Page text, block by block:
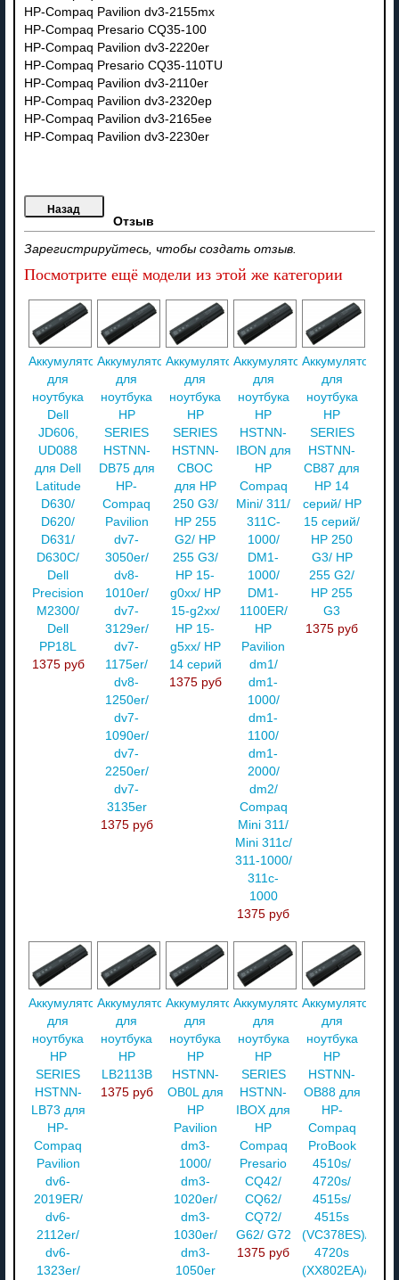
HP-Compaq Pavilion dv3-2155mx
HP-Compaq Presario CQ35-100
HP-Compaq Pavilion dv3-2220er
HP-Compaq Presario CQ35-110TU
HP-Compaq Pavilion dv3-2110er
HP-Compaq Pavilion dv3-2320ep
HP-Compaq Pavilion dv3-2165ee
HP-Compaq Pavilion dv3-2230er
Отзыв
Зарегистрируйтесь, чтобы создать отзыв.
Посмотрите ещё модели из этой же категории
Аккумулятор
для
ноутбука
Dell
JD606,
UD088
для Dell
Latitude
D630/
D620/
D631/
D630C/
Dell
Precision
M2300/
Dell
PP18L
1375 руб
Аккумулятор
для
ноутбука
HP
SERIES
HSTNN-
DB75 для
HP-
Compaq
Pavilion
dv7-
3050er/
dv8-
1010er/
dv7-
3129er/
dv7-
1175er/
dv8-
1250er/
dv7-
1090er/
dv7-
2250er/
dv7-
3135er
1375 руб
Аккумулятор
для
ноутбука
HP
SERIES
HSTNN-
CBOC
для HP
250 G3/
HP 255
G2/ HP
255 G3/
HP 15-
g0xx/ HP
15-g2xx/
HP 15-
g5xx/ HP
14 серий
1375 руб
Аккумулятор
для
ноутбука
HP
HSTNN-
IBON для
HP
Compaq
Mini/ 311/
311C-
1000/
DM1-
1000/
DM1-
1100ER/
HP
Pavilion
dm1/
dm1-
1000/
dm1-
1100/
dm1-
2000/
dm2/
Compaq
Mini 311/
Mini 311c/
311-1000/
311c-
1000
1375 руб
Аккумулятор
для
ноутбука
HP
SERIES
HSTNN-
CB87 для
HP 14
серий/ HP
15 серий/
HP 250
G3/ HP
255 G2/
HP 255
G3
1375 руб
Аккумулятор
для
ноутбука
HP
SERIES
HSTNN-
LB73 для
HP-
Compaq
Pavilion
dv6-
2019ER/
dv6-
2112er/
dv6-
1323er/
Аккумулятор
для
ноутбука
HP
LB2113B
1375 руб
Аккумулятор
для
ноутбука
HP
HSTNN-
OB0L для
HP
Pavilion
dm3-
1000/
dm3-
1020er/
dm3-
1030er/
dm3-
1050er
Аккумулятор
для
ноутбука
HP
SERIES
HSTNN-
IBOX для
HP
Compaq
Presario
CQ42/
CQ62/
CQ72/
G62/ G72
1375 руб
Аккумулятор
для
ноутбука
HP
HSTNN-
OB88 для
HP-
Compaq
ProBook
4510s/
4720s/
4515s/
4515s
(VC378ES)/
4720s
(XX802EA)/